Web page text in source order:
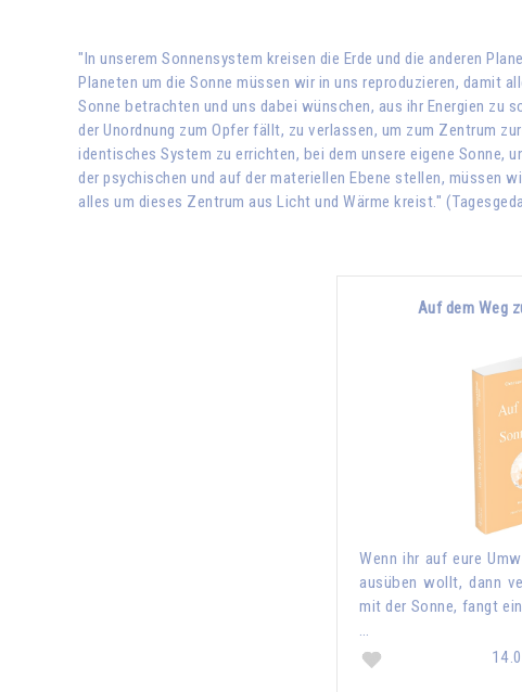
"In unserem Sonnensystem kreisen die Erde und die anderen
Planeten um die Sonne müssen wir in uns reproduzieren, damit
Sonne betrachten und uns dabei wünschen, aus ihr Energien zu
der Unordnung zum Opfer fällt, zu verlassen, um zum Zentrum
identisches System zu errichten, bei dem unsere eigene Sonne,
der psychischen und auf der materiellen Ebene stellen, müssen
alles um dieses Zentrum aus Licht und Wärme kreist."
Auf dem Weg
Wenn ihr auf eure
ausüben wollt, dann
mit der Sonne, fangt
…